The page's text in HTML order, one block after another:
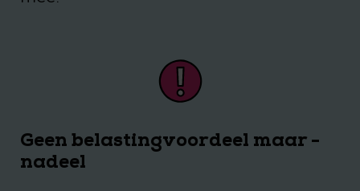
Geen belastingvoordeel maar -
nadeel